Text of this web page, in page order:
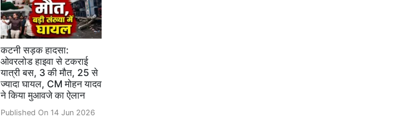
कटनी सड़क हादसा:
ओवरलोड हाइवा से टकराई
यात्री बस, 3 की मौत, 25 से
ज्यादा घायल, CM मोहन यादव
ने किया मुआवजे का ऐलान
Published On 14 Jun 2026